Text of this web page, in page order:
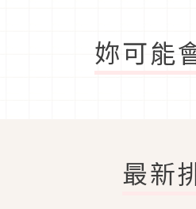
妳可能
最新